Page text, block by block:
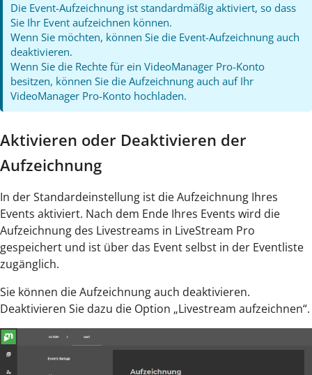
Die Event-Aufzeichnung ist standardmäßig aktiviert, so dass
Sie Ihr Event aufzeichnen können.
Wenn Sie möchten, können Sie die Event-Aufzeichnung auch
deaktivieren.
Wenn Sie die Rechte für ein VideoManager Pro-Konto
besitzen, können Sie die Aufzeichnung auch auf Ihr
VideoManager Pro-Konto hochladen.
Aktivieren oder Deaktivieren der
Aufzeichnung
In der Standardeinstellung ist die Aufzeichnung Ihres
Events aktiviert. Nach dem Ende Ihres Events wird die
Aufzeichnung des Livestreams in LiveStream Pro
gespeichert und ist über das Event selbst in der Eventliste
zugänglich.
Sie können die Aufzeichnung auch deaktivieren.
Deaktivieren Sie dazu die Option „Livestream aufzeichnen“.